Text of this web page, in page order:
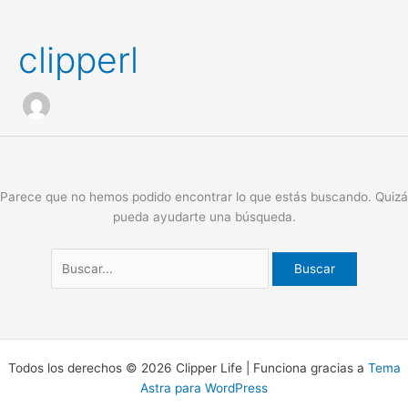
contenido
clipperl
Parece que no hemos podido encontrar lo que estás buscando. Quizá
pueda ayudarte una búsqueda.
Buscar
por:
Todos los derechos © 2026 Clipper Life | Funciona gracias a Tema
Astra para WordPress